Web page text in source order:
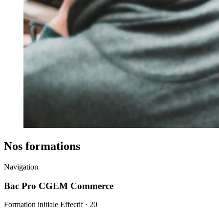
Nos formations
Navigation
Bac Pro CGEM Commerce
Formation initiale Effectif · 20